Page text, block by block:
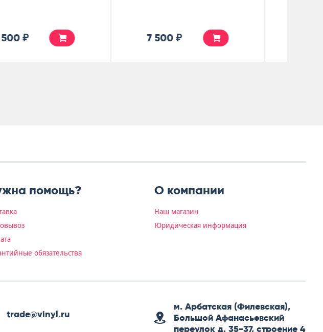
7 500 ₽ 15 000 ₽
помощь?
обязательства
О компании
Наш магазин
Юридическая информация
trade@vinyl.ru
м. Арбатская (Филевская),
Большой Афанасьевский
переулок д. 35-37, строение 4